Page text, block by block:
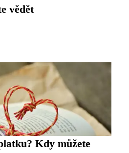
vědět
Kdy můžete